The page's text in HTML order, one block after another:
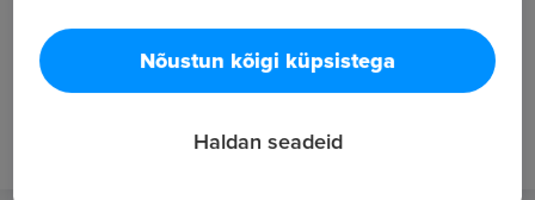
Kategooriad
Nõustun kõigi küpsistega
Haldan seadeid